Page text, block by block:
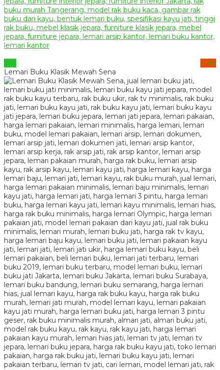
WA
SMS
Lemari Buku Klasik Mewah Sena